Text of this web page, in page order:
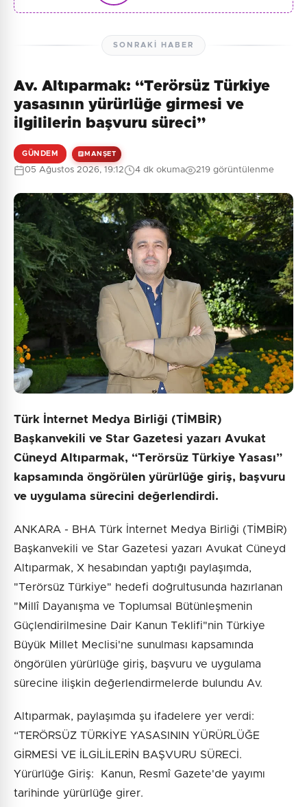
SONRAKI HABER
Av. Altıparmak: “Terörsüz Türkiye
yasasının yürürlüğe girmesi ve
ilgililerin başvuru süreci”
GÜNDEM MANŞET
05 Ağustos 2026, 19:12 4 dk okuma 219 görüntülenme
Türk İnternet Medya Birliği (TİMBİR)
Başkanvekili ve Star Gazetesi yazarı Avukat
Cüneyd Altıparmak, “Terörsüz Türkiye Yasası”
kapsamında öngörülen yürürlüğe giriş, başvuru
ve uygulama sürecini değerlendirdi.
ANKARA - BHA Türk İnternet Medya Birliği (TİMBİR)
Başkanvekili ve Star Gazetesi yazarı Avukat Cüneyd
Altıparmak, X hesabından yaptığı paylaşımda,
"Terörsüz Türkiye" hedefi doğrultusunda hazırlanan
"Millî Dayanışma ve Toplumsal Bütünleşmenin
Güçlendirilmesine Dair Kanun Teklifi"nin Türkiye
Büyük Millet Meclisi'ne sunulması kapsamında
öngörülen yürürlüğe giriş, başvuru ve uygulama
sürecine ilişkin değerlendirmelerde bulundu Av.
Altıparmak, paylaşımda şu ifadelere yer verdi:
“TERÖRSÜZ TÜRKİYE YASASININ YÜRÜRLÜĞE
GİRMESİ VE İLGİLİLERİN BAŞVURU SÜRECİ.
Yürürlüğe Giriş: Kanun, Resmî Gazete'de yayımı
tarihinde yürürlüğe girer.